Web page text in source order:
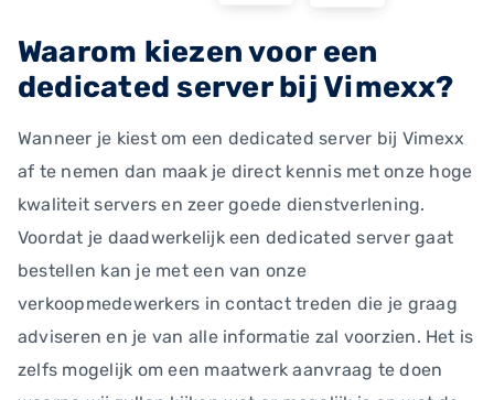
Waarom kiezen voor een
dedicated server bij Vimexx?
Wanneer je kiest om een dedicated server bij Vimexx
af te nemen dan maak je direct kennis met onze hoge
kwaliteit servers en zeer goede dienstverlening.
Voordat je daadwerkelijk een dedicated server gaat
bestellen kan je met een van onze
verkoopmedewerkers in contact treden die je graag
adviseren en je van alle informatie zal voorzien. Het is
zelfs mogelijk om een maatwerk aanvraag te doen